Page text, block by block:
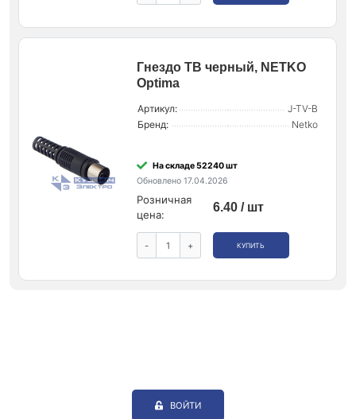
Гнездо ТВ черный, NETKO
Optima
Артикул:
J-TV-B
Бренд:
Netko
На складе 52240 шт
Обновлено 17.04.2026
Розничная
цена:
6.40 / шт
- + КУПИТЬ
ВОЙТИ